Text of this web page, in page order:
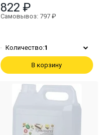
822 ₽
Самовывоз: 797 ₽
Количество:1
В корзину